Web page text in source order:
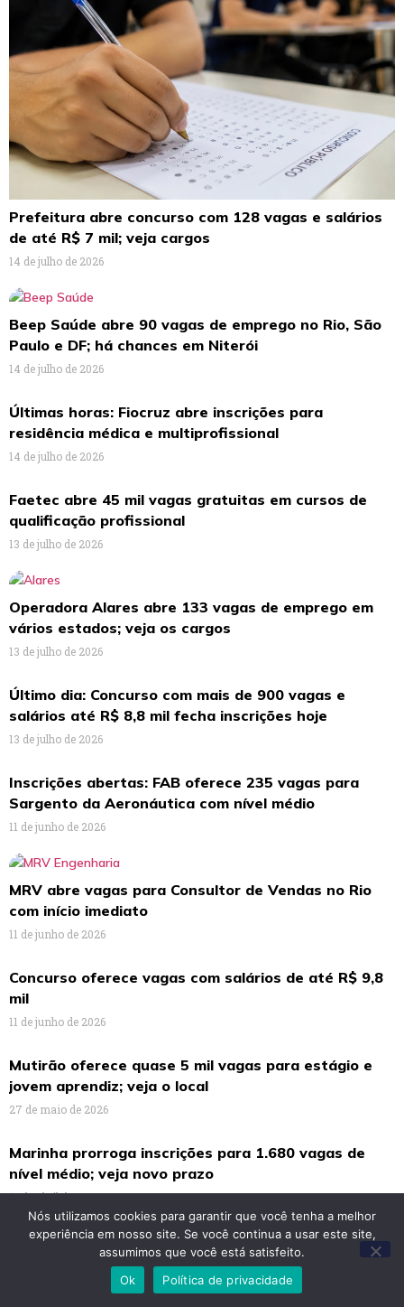
Prefeitura abre concurso com 128 vagas e salários
de até R$ 7 mil; veja cargos
14 de julho de 2026
Beep Saúde abre 90 vagas de emprego no Rio, São
Paulo e DF; há chances em Niterói
14 de julho de 2026
Últimas horas: Fiocruz abre inscrições para
residência médica e multiprofissional
14 de julho de 2026
Faetec abre 45 mil vagas gratuitas em cursos de
qualificação profissional
13 de julho de 2026
Operadora Alares abre 133 vagas de emprego em
vários estados; veja os cargos
13 de julho de 2026
Último dia: Concurso com mais de 900 vagas e
salários até R$ 8,8 mil fecha inscrições hoje
13 de julho de 2026
Inscrições abertas: FAB oferece 235 vagas para
Sargento da Aeronáutica com nível médio
11 de junho de 2026
MRV abre vagas para Consultor de Vendas no Rio
com início imediato
11 de junho de 2026
Concurso oferece vagas com salários de até R$ 9,8
mil
11 de junho de 2026
Mutirão oferece quase 5 mil vagas para estágio e
jovem aprendiz; veja o local
27 de maio de 2026
Marinha prorroga inscrições para 1.680 vagas de
nível médio; veja novo prazo
16 de abril de 2026
Prefeitura abre 1,5 mil vagas com salários de até R$
Nós utilizamos cookies para garantir que você tenha a melhor
experiência em nosso site. Se você continua a usar este site,
assumimos que você está satisfeito.
Ok
Política de privacidade